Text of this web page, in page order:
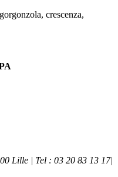
crescenza,
Lille | Tel : 03 20 83 13 17|